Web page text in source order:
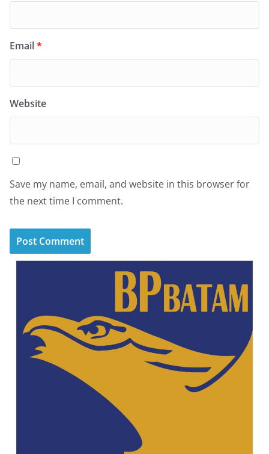
Email*
Website
Save my name, email, and website in this browser for
the next time I comment.